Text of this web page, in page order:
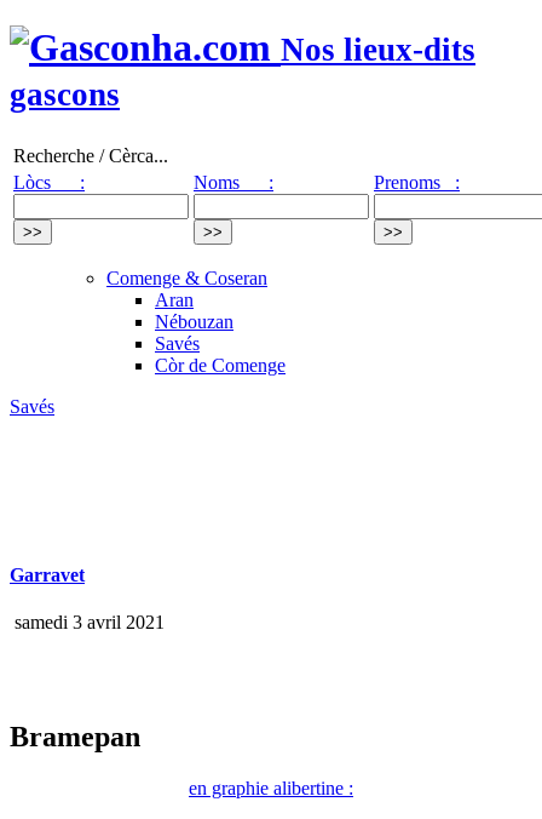
Nos lieux-dits
gascons
Recherche / Cèrca...
Lòcs :
Noms : Prenoms :
Comenge & Coseran
Aran
Nébouzan
Savés
Còr de Comenge
Savés
Garravet
samedi 3 avril 2021
Bramepan
en graphie alibertine :